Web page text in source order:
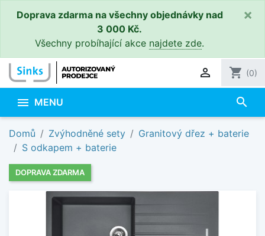
Doprava zdarma na všechny objednávky nad
3 000 Kč.
Všechny probíhající akce najdete zde.
×
 shopping_cart (0)
 MENU search
Domů Zvýhodněné sety
Granitový dřez + baterie
S odkapem + baterie
DOPRAVA ZDARMA